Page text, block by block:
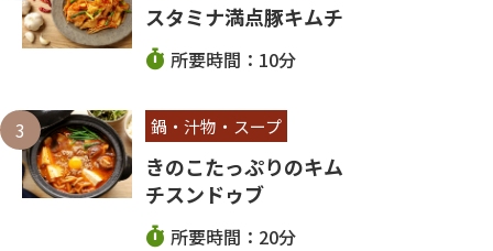
スタミナ満点豚キムチ
所要時間：10分
鍋・汁物・スープ
きのこたっぷりのキム
チスンドゥブ
所要時間：20分